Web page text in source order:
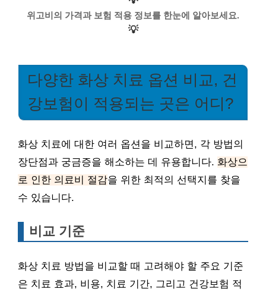
위고비의 가격과 보험 적용 정보를 한눈에 알아보세요.
💡
다양한 화상 치료 옵션 비교, 건
강보험이 적용되는 곳은 어디?
화상 치료에 대한 여러 옵션을 비교하면, 각 방법의
장단점과 궁금증을 해소하는 데 유용합니다. 화상으
로 인한 의료비 절감을 위한 최적의 선택지를 찾을
수 있습니다.
비교 기준
화상 치료 방법을 비교할 때 고려해야 할 주요 기준
은 치료 효과, 비용, 치료 기간, 그리고 건강보험 적